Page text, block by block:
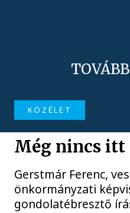
KÖZÉLET
Még nincs itt
Gerstmár Ferenc,
önkormányzati
gondolatébresztő